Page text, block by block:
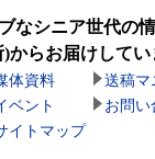
なシニア世代の
)からお届けしてい
体資料
送稿マ
ベント
お問い
イトマップ